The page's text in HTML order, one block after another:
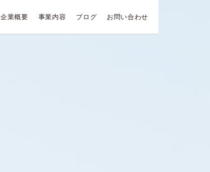
企業概要 事業内容 ブログ お問い合わせ